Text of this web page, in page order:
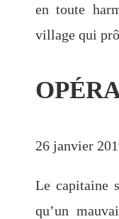
en toute
village qui
26 janvier
Le capitaine
qu’un